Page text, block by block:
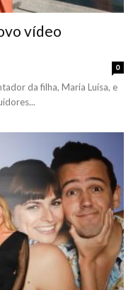
vídeo
0
da filha, Maria Luísa, e